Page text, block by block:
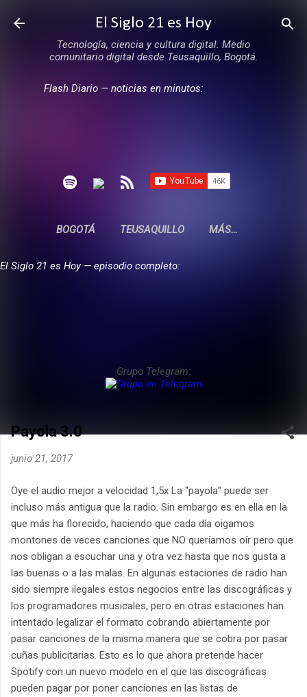
Ir al contenido principal
El Siglo 21 es Hoy
Tecnología, ciencia y cultura digital. Medio
comunitario digital desde Teusaquillo, Bogotá.
Flash Diario — noticias en minutos:
BOGOTÁ TEUSAQUILLO MÁS…
El Siglo 21 es Hoy — episodio completo:
Grupo Telegram:
Payola 3.0
junio 21, 2017
Oye el audio mejor a velocidad 1,5x La "payola" puede ser
incluso más antigua que la radio. Sin embargo es en ella en la
que más ha florecido, haciendo que cada día oigamos
montones de veces canciones que NO queríamos oír pero que
nos obligan a escuchar una y otra vez hasta que nos gusta a
las buenas o a las malas. En algunas estaciones de radio han
sido siempre ilegales estos negocios entre las discográficas y
los programadores musicales, pero en otras estaciones han
intentado legalizar el formato cobrando abiertamente por
pasar canciones de la misma manera que se cobra por pasar
cuñas publicitarias. Esto es lo que ahora pretende hacer
Spotify con un nuevo modelo en el que las discográficas
pueden pagar por poner canciones en las listas de